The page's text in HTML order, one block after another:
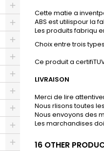
Cette matie a
ABS est utilispour la
Les produits fabriqu
Choix entre trois
Ce produit a
LIVRAISON
Merci de lire
Nous rlisons toutes
Nous envoyons des
Les marchandises
16 OTHER